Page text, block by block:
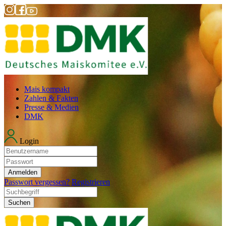
Mais kompakt
Zahlen & Fakten
Presse & Medien
DMK
Login
Anmelden
Passwort vergessen? Registrieren
Suchen